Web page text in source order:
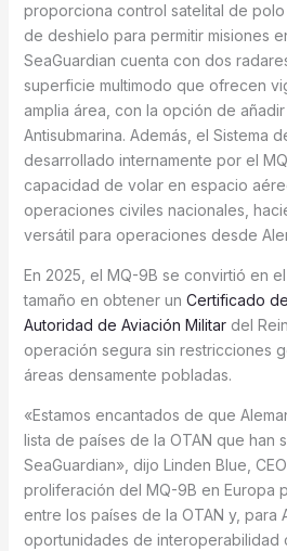
proporciona control satelital de
de deshielo para permitir misiones
SeaGuardian cuenta con dos
superficie multimodo que ofrecen
amplia área, con la opción de
Antisubmarina. Además, el Sistema
desarrollado internamente por el
capacidad de volar en espacio
operaciones civiles nacionales,
versátil para operaciones desde
En 2025, el MQ-9B se convirtió en
tamaño en obtener un Certificado
Autoridad de Aviación Militardel
operación segura sin restricciones
áreas densamente pobladas.
«Estamos encantados de que
lista de países de la OTAN que han
SeaGuardian», dijo Linden Blue,
proliferación del MQ-9B en Europa
entre los países de la OTAN y, para
oportunidades de interoperabilidad